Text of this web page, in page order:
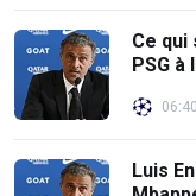
Ce
PSG à
06:40
Luis